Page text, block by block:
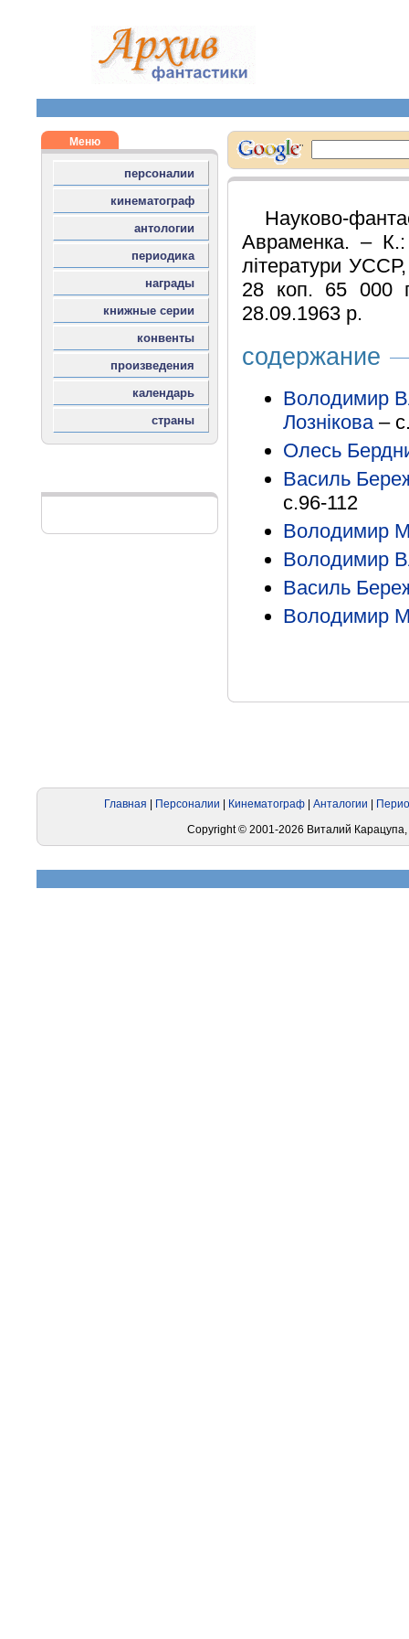
Науково-
Авраменка. – К.:
літератури
28 коп. 65 000
28.09.1963 р.
содержание
Володимир
Лознікова–
Олесь
Василь
с.96-112
Володимир
Володимир
Василь
Володимир